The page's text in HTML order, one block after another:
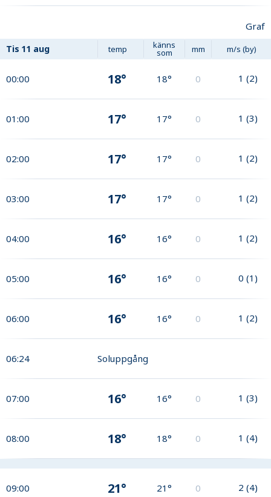
Graf
Tis 11 aug temp känns
som mm m/s (by)
00:00 18° 18° 0 1 (2)
01:00 17° 17° 0 1 (3)
02:00 17° 17° 0 1 (2)
03:00 17° 17° 0 1 (2)
04:00 16° 16° 0 1 (2)
05:00 16° 16° 0 0 (1)
06:00 16° 16° 0 1 (2)
06:24 Soluppgång
07:00 16° 16° 0 1 (3)
08:00 18° 18° 0 1 (4)
09:00 21° 21° 0 2 (4)